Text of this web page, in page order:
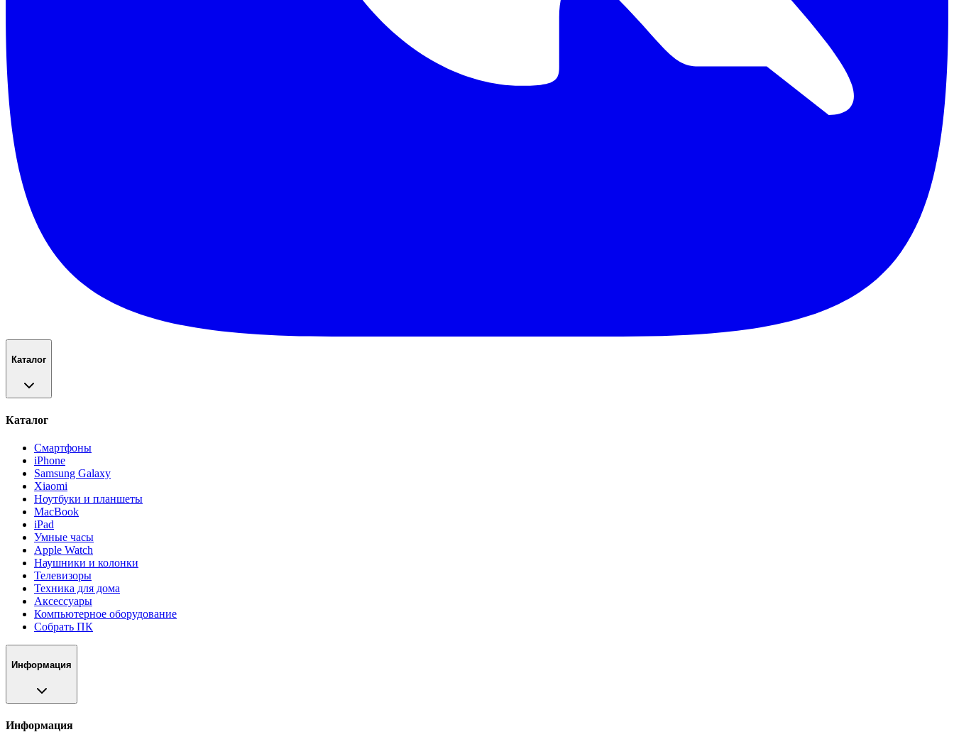
Каталог
Каталог
Смартфоны
iPhone
Samsung Galaxy
Xiaomi
Ноутбуки и планшеты
MacBook
iPad
Умные часы
Apple Watch
Наушники и колонки
Телевизоры
Техника для дома
Аксессуары
Компьютерное оборудование
Собрать ПК
Информация
Информация